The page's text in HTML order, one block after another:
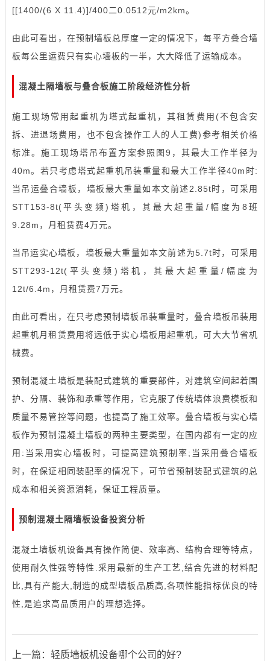
[[1400/(6 X 11.4)]/400二0.0512元/m2km。
由此可看出，在预制墙板总厚度一定的情况下，每平方叠合墙
板每公里运费只有实心墙板的一半，大大降低了运输成本。
混凝土隔墙板与叠合板施工阶段经济性分析
施工现场常用起重机为塔式起重机，其租赁费用(不包含安
拆、进退场费用，也不包含操作工人的人工费)参考相关价格
标准。施工现场塔吊布置方案参照图9，其最大工作半径为
40m。若只考虑塔式起重机吊装重量和最大工作半径40m时:
当吊运叠合墙板，墙板最大重量如本文前述2.85t时，可采用
STT153-8t(平头变频)塔机，其最大起重量/幅度为8班
9.28m，月租赁费4万元。
当吊运实心墙板，墙板最大重量如本文前述为5.7t时，可采用
STT293-12t(平头变频)塔机，其最大起重量/幅度为
12t/6.4m，月租赁费7万元。
由此可看出，在只考虑预制墙板吊装重量时，叠合墙板吊装用
起重机月租赁费用将远低于实心墙板用起重机，可大大节省机
械费。
预制混凝土墙板是装配式建筑的重要部件，对建筑空间起着围
护、分隔、装饰和承重等作用，它克服了传统墙体浪费模板和
质量不易管控等问题，也提高了施工效率。叠合墙板与实心墙
板作为预制混凝土墙板的两种主要类型，在国内都有一定的应
用:当采用实心墙板时，可提高建筑预制率;当采用叠合墙板
时，在保证相同装配率的情况下，可节省预制装配式建筑的总
成本和相关资源消耗，保证工程质量。
预制混凝土 隔墙板设备投资分析
混凝土墙板机设备具有操作简便、效率高、结构合理等特点，
使用耐久性强等特性.采用最新的生产工艺,结合先进的材料配
比,具有产能大,制造的成型墙板品质高,各项性能指标优良的特
性,是追求高品质用户的理想选择。
上一篇： 轻质墙板机设备哪个公司的好?